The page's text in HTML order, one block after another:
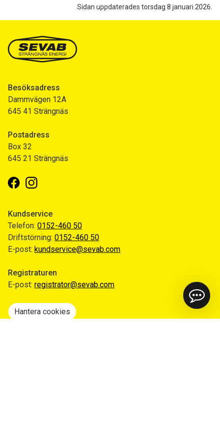
Sidan uppdaterades torsdag 8 januari 2026.
Besöksadress
Dammvägen 12A
645 41 Strängnäs
Postadress
Box 32
645 21 Strängnäs
FacebookInstagram
Kundservice
Telefon: 0152-460 50
Driftstörning: 0152-460 50
E-post: kundservice@sevab.com
Registraturen
E-post: registrator@sevab.com
Hantera cookies